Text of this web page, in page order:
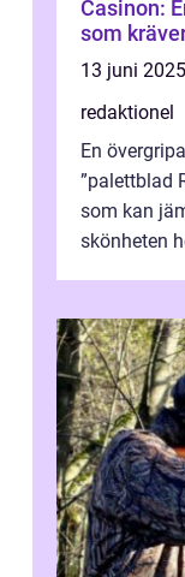
Casinon:
som
13 juni 2025
redaktionel
En
”palettblad
som kan
skönheten